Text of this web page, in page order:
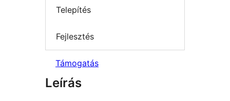
Telepítés
Fejlesztés
Támogatás
Leírás